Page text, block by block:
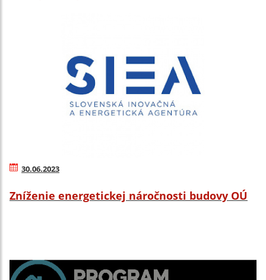
30.06.2023
Zníženie energetickej náročnosti budovy OÚ